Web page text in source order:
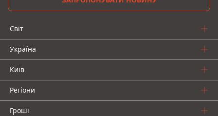
Світ
Україна
Київ
Регіони
Гроші